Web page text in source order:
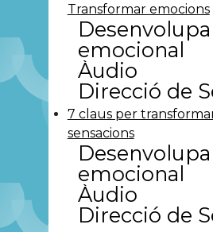
Transformar emocions
emocional
Àudio
Direcció de
7 claus per
sensacions
emocional
Àudio
Direcció de